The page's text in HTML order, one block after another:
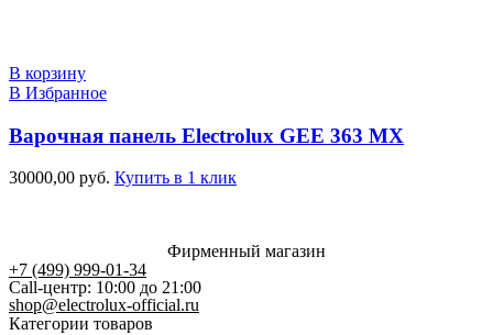
В корзину
В Избранное
Варочная панель Electrolux GEE 363 MX
30000,00 руб. Купить в 1 клик
Фирменный магазин
+7 (499) 999-01-34
Call-центр: 10:00 до 21:00
shop@electrolux-official.ru
Категории товаров